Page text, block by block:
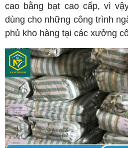
cao bằng bạt cao cấp, vì
dùng cho những công trình
phủ kho hàng tại các xưởng